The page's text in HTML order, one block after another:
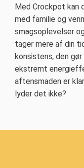
Med Crockpot
med familie og
smagsoplevelser
tager mere af din
konsistens, den
ekstremt
aftensmaden er
lyder det ikke?